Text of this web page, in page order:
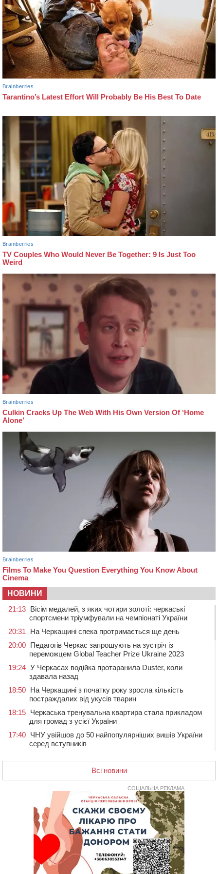
НОВИНИ
21:13 Вісім медалей, з яких чотири золоті: черкаські
спортсмени тріумфували на чемпіонаті України
20:31
На Черкащині спека протримається ще день
20:00 Педагогів Черкас запрошують на зустріч із
переможцем Global Teacher Prize Ukraine 2023
19:24 У Черкасах водійка протаранила Duster, коли
здавала назад
18:50 На Черкащині з початку року зросла кількість
постраждалих від укусів тварин
18:15 Черкаська тренувальна квартира стала прикладом
для громад з усієї України
17:40 ЧНУ увійшов до 50 найпопулярніших вишів України
серед вступників
контейнерний майданчик
16:32
Без розтину грудної клітки: у Черкасах 75-річній
пацієнтці замінили аортальний клапан
У Черкаському онкоцентрі встановили сонячну
електростанцію за понад пів мільйона гривень
У Київській області прощаються з полеглим на
фронті жителем Монастирищини
У Черкасах містяни через нову скляну зупинку і
вирізані дерева потерпають від спеки: Бондаренко
обіцяє масштабне озеленення
Всі новини
СОЦІАЛЬНА РЕКЛАМА